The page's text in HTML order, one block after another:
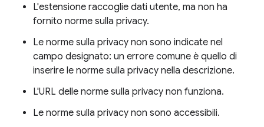
L'estensione raccoglie dati utente, ma non ha
fornito norme sulla privacy.
Le norme sulla privacy non sono indicate nel
campo designato: un errore comune è quello di
inserire le norme sulla privacy nella descrizione.
L'URL delle norme sulla privacy non funziona.
Le norme sulla privacy non sono accessibili.